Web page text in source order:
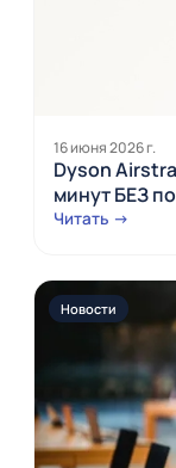
16 июня 2026 г.
Dyson
минут БЕЗ
Читать →
Новости